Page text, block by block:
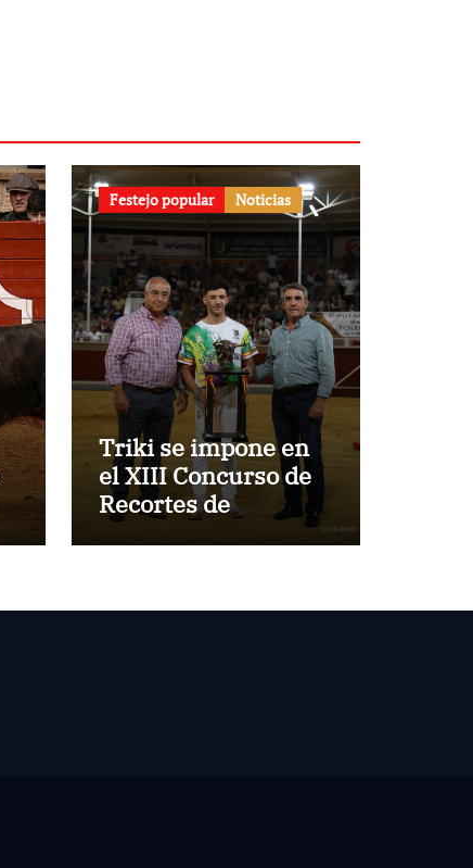
Festejo popular Noticias
Triki se impone en
el XIII Concurso de
Recortes de
Villaseca